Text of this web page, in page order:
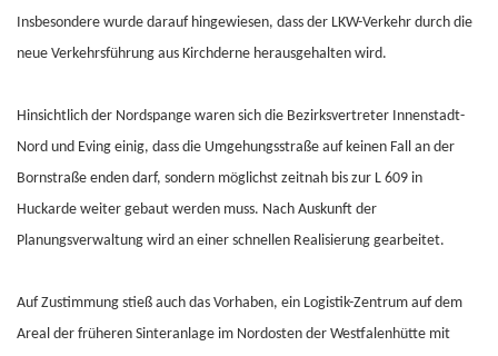
Insbesondere wurde darauf hingewiesen, dass der LKW-Verkehr durch die
neue Verkehrsführung aus Kirchderne herausgehalten wird.
Hinsichtlich der Nordspange waren sich die Bezirksvertreter Innenstadt-
Nord und Eving einig, dass die Umgehungsstraße auf keinen Fall an der
Bornstraße enden darf, sondern möglichst zeitnah bis zur L 609 in
Huckarde weiter gebaut werden muss. Nach Auskunft der
Planungsverwaltung wird an einer schnellen Realisierung gearbeitet.
Auf Zustimmung stieß auch das Vorhaben, ein Logistik-Zentrum auf dem
Areal der früheren Sinteranlage im Nordosten der Westfalenhütte mit